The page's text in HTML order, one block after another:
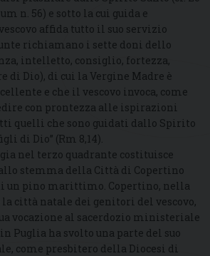
n. 56) e sotto la cui guida e
affida tutto il suo servizio
richiamano i sette doni dello
intelletto, consiglio, fortezza,
di Dio), di cui la Vergine Madre è
e che il vescovo invoca, come
con prontezza alle ispirazioni
quelli che sono guidati dallo Spirito
di Dio” (Rm 8,14).
nel terzo quadrante costituisce
stemma della Città di Copertino
un pino marittimo. Copertino, nella
la città natale dei genitori del vescovo,
vocazione al sacerdozio ministeriale
Puglia ha svolto una parte del suo
come presbitero della Diocesi di